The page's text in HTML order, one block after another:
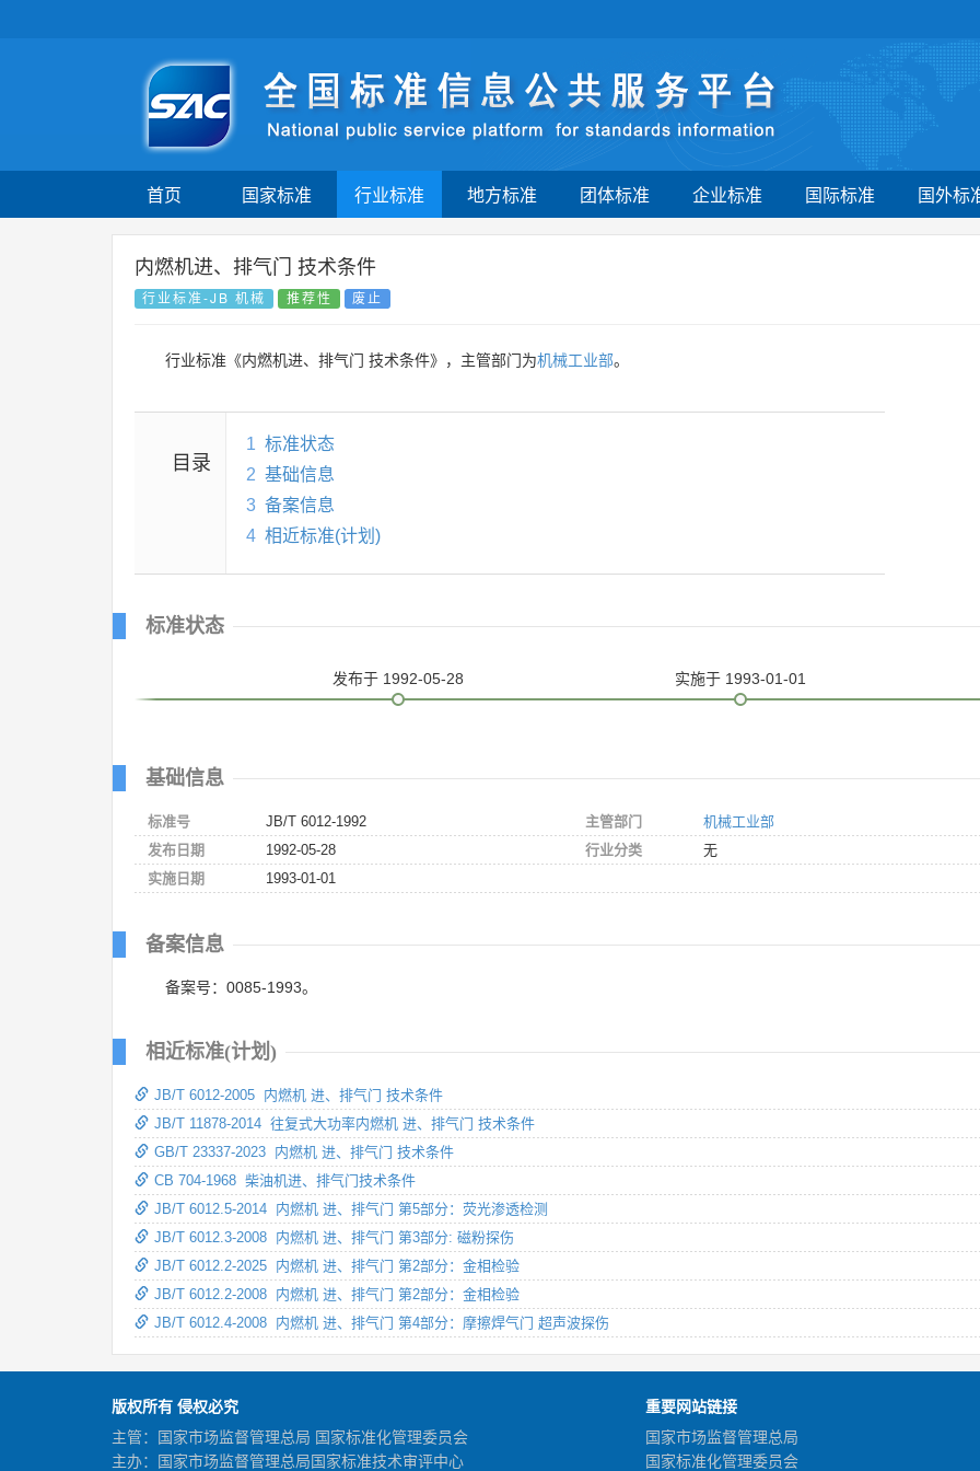
首页 国家标准 行业标准 地方标准 团体标准 企业标准 国际标准 国外标
内燃机进、排气门 技术条件
行业标准-JB 机械 推荐性 废止
行业标准《内燃机进、排气门 技术条件》，主管部门为机械工业部。
目录
1 标准状态
2 基础信息
3 备案信息
4 相近标准(计划)
标准状态
发布于 1992-05-28 实施于 1993-01-01
基础信息
标准号
JB/T 6012-1992
发布日期
1992-05-28
实施日期
1993-01-01
主管部门
机械工业部
行业分类
无
备案信息
备案号：0085-1993。
相近标准(计划)
JB/T 6012-2005 内燃机 进、排气门 技术条件
JB/T 11878-2014 往复式大功率内燃机 进、排气门 技术条件
GB/T 23337-2023 内燃机 进、排气门 技术条件
CB 704-1968 柴油机进、排气门技术条件
JB/T 6012.5-2014 内燃机 进、排气门 第5部分：荧光渗透检测
JB/T 6012.3-2008 内燃机 进、排气门 第3部分: 磁粉探伤
JB/T 6012.2-2025 内燃机 进、排气门 第2部分：金相检验
JB/T 6012.2-2008 内燃机 进、排气门 第2部分：金相检验
JB/T 6012.4-2008 内燃机 进、排气门 第4部分：摩擦焊气门 超声波探伤
版权所有 侵权必究
主管：国家市场监督管理总局 国家标准化管理委员会
主办：国家市场监督管理总局国家标准技术审评中心
重要网站链接
国家市场监督管理总局
国家标准化管理委员会